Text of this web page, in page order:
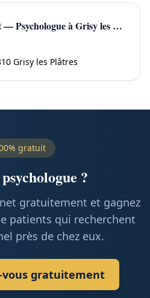
Audrey Dupont — Psychologue à Grisy les Plâtres
Grisy les Plâtres
gratuit
?
gratuitement et gagnez
patients qui recherchent
près de chez eux.
vous gratuitement